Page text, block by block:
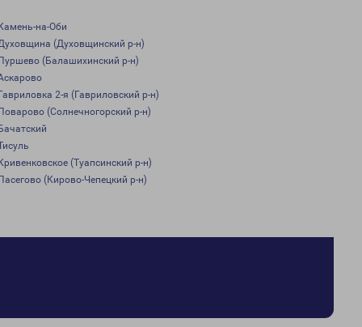
на-Оби
(Духовщинский р-н)
(Балашихинский р-н)
2-я (Гавриловский р-н)
(Солнечногорский р-н)
(Туапсинский р-н)
(Кирово-Чепецкий р-н)